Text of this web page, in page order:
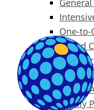
One-to-
Specialized
Exam
Packages &
Family